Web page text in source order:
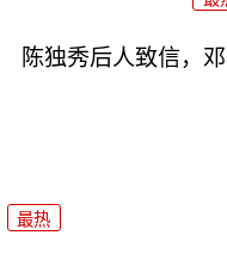
陈独秀后人致信，
最热